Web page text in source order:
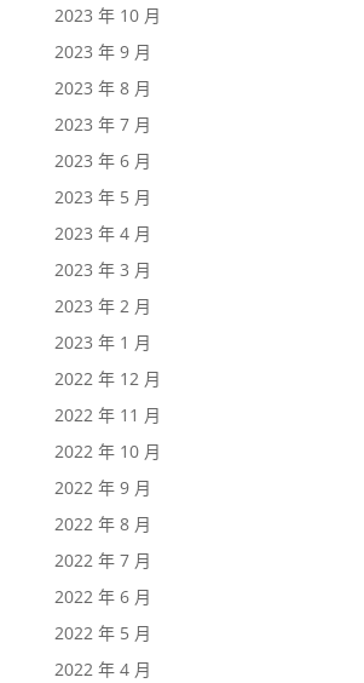
2023 年 10 月
2023 年 9 月
2023 年 8 月
2023 年 7 月
2023 年 6 月
2023 年 5 月
2023 年 4 月
2023 年 3 月
2023 年 2 月
2023 年 1 月
2022 年 12 月
2022 年 11 月
2022 年 10 月
2022 年 9 月
2022 年 8 月
2022 年 7 月
2022 年 6 月
2022 年 5 月
2022 年 4 月